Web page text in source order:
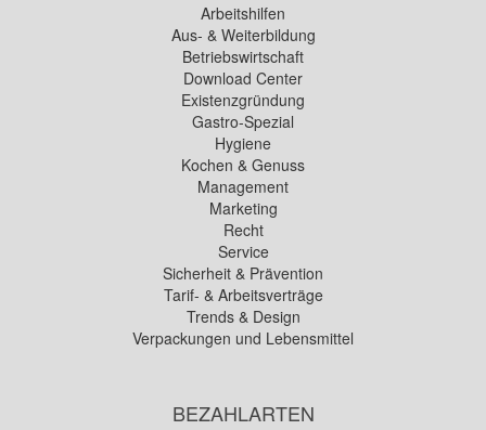
Arbeitshilfen
Aus- & Weiterbildung
Betriebswirtschaft
Download Center
Existenzgründung
Gastro-Spezial
Hygiene
Kochen & Genuss
Management
Marketing
Recht
Service
Sicherheit & Prävention
Tarif- & Arbeitsverträge
Trends & Design
Verpackungen und Lebensmittel
BEZAHLARTEN